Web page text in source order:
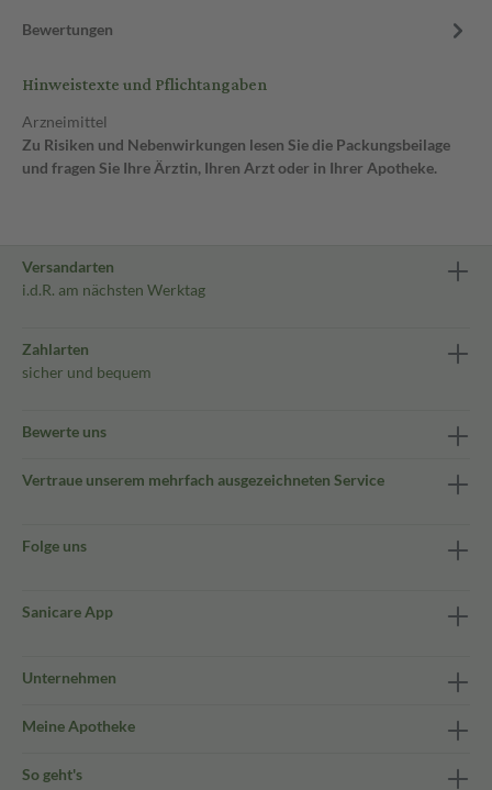
Bewertungen
Hinweistexte und Pflichtangaben
Arzneimittel
Zu Risiken und Nebenwirkungen lesen Sie die Packungsbeilage
und fragen Sie Ihre Ärztin, Ihren Arzt oder in Ihrer Apotheke.
Versandarten
i.d.R. am nächsten Werktag
Zahlarten
sicher und bequem
Bewerte uns
Vertraue unserem mehrfach ausgezeichneten Service
Folge uns
Sanicare App
Unternehmen
Meine Apotheke
So geht's